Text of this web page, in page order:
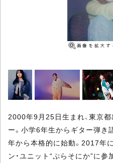
2000年9月25日生まれ、東京
ー。小学6年生からギター弾き
年から本格的に始動。2017年
ン・ユニット“ぷらそにか”に